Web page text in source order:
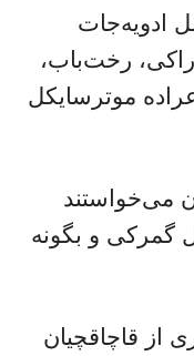
ادویه‌جات
رخت‌باب،
نوشابه‌باب و ۳۱ عراده موترسایکل
می‌خواستند
گمرکی و بگونه
از قاچاقچیان